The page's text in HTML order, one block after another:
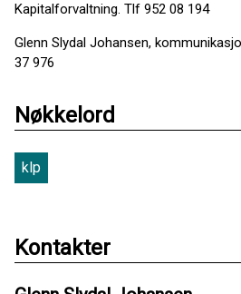
Kapitalforvaltning. Tlf 952 08 194
Glenn Slydal Johansen,
37 976
Nøkkelord
klp
Kontakter